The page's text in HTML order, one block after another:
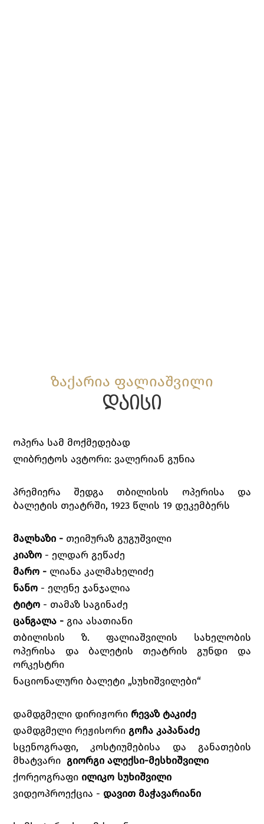
ზაქარია ფალიაშვილი
დაისი
ოპერა სამ მოქმედებად
ლიბრეტოს ავტორი: ვალერიან გუნია
პრემიერა შედგა თბილისის ოპერისა და
ბალეტის თეატრში, 1923 წლის 19 დეკემბერს
მალხაზი - თეიმურაზ გუგუშვილი
კიაზო - ელდარ გეწაძე
მარო - ლიანა კალმახელიძე
ნანო - ელენე ჯანჯალია
ტიტო - თამაზ საგინაძე
ცანგალა - გია ასათიანი
თბილისის ზ. ფალიაშვილის სახელობის
ოპერისა და ბალეტის თეატრის გუნდი და
ორკესტრი
ნაციონალური ბალეტი „სუხიშვილები“
დამდგმელი დირიჟორი რევაზ ტაკიძე
დამდგმელი რეჟისორი გოჩა კაპანაძე
სცენოგრაფი, კოსტიუმებისა და განათების
მხატვარი გიორგი ალექსი-მესხიშვილი
ქორეოგრაფი ილიკო სუხიშვილი
ვიდეოპროექცია - დავით მაჭავარიანი